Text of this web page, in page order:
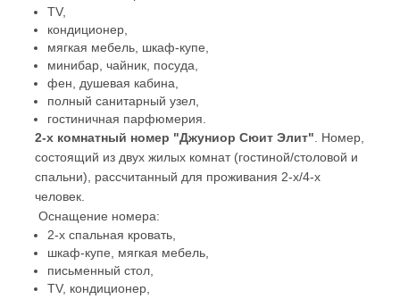
TV,
кондиционер,
мягкая мебель, шкаф-купе,
минибар, чайник, посуда,
фен, душевая кабина,
полный санитарный узел,
гостиничная парфюмерия.
2-х комнатный номер "Джуниор Сюит Элит" . Номер,
состоящий из двух жилых комнат (гостиной/столовой и
спальни), рассчитанный для проживания 2-х/4-х
человек.
Оснащение номера:
2-х спальная кровать,
шкаф-купе, мягкая мебель,
письменный стол,
TV, кондиционер,